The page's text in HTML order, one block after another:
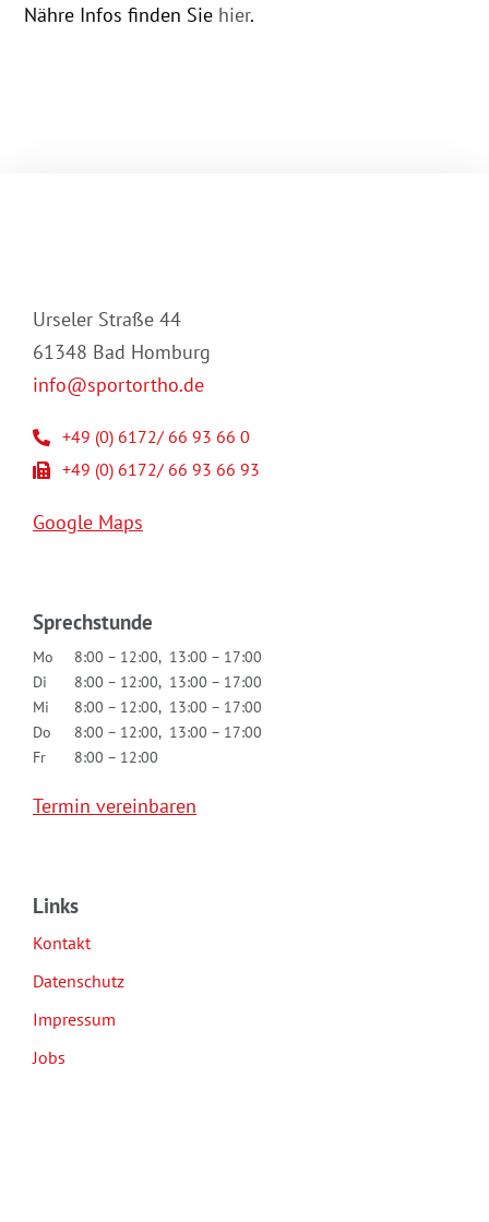
Nähre Infos finden Sie hier.
Urseler Straße 44
61348 Bad Homburg
info@sportortho.de
+49 (0) 6172/ 66 93 66 0
+49 (0) 6172/ 66 93 66 93
Google Maps
Sprechstunde
Mo
8:00 – 12:00, 13:00 – 17:00
Di
8:00 – 12:00, 13:00 – 17:00
Mi
8:00 – 12:00, 13:00 – 17:00
Do
8:00 – 12:00, 13:00 – 17:00
Fr
8:00 – 12:00
Termin vereinbaren
Links
Kontakt
Datenschutz
Impressum
Jobs